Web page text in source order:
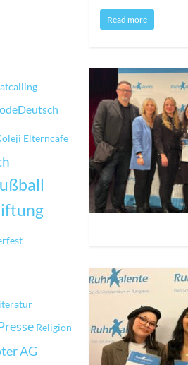
Read more
Elterncafe
Religion
AG